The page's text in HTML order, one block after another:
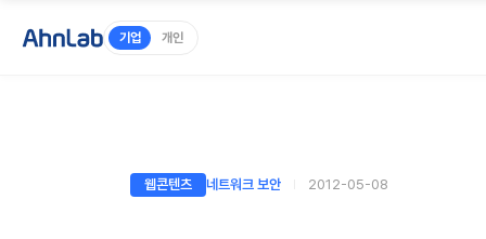
기업 개인
웹콘텐츠 네트워크 보안 2012-05-08